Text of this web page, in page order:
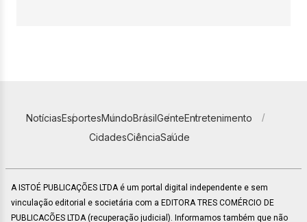
NotíciasEsportesMundoBrasilGenteEntretenimento
CidadesCiênciaSaúde
A ISTOÉ PUBLICAÇÕES LTDA é um portal digital independente e sem
vinculação editorial e societária com a EDITORA TRES COMÉRCIO DE
PUBLICACÕES LTDA (recuperação judicial). Informamos também que não